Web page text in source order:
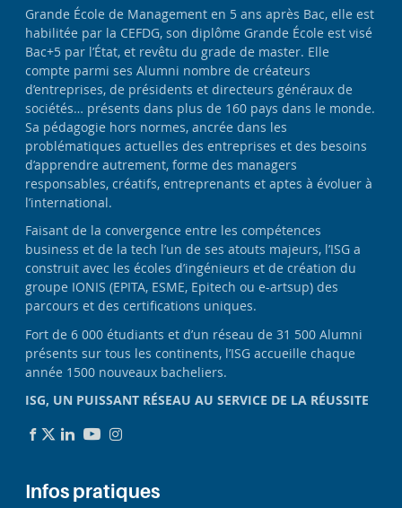
Grande École de Management en 5 ans après Bac, elle est
habilitée par la CEFDG, son diplôme Grande École est visé
Bac+5 par l’État, et revêtu du grade de master. Elle
compte parmi ses Alumni nombre de créateurs
d’entreprises, de présidents et directeurs généraux de
sociétés… présents dans plus de 160 pays dans le monde.
Sa pédagogie hors normes, ancrée dans les
problématiques actuelles des entreprises et des besoins
d’apprendre autrement, forme des managers
responsables, créatifs, entreprenants et aptes à évoluer à
l’international.
Faisant de la convergence entre les compétences
business et de la tech l’un de ses atouts majeurs, l’ISG a
construit avec les écoles d’ingénieurs et de création du
groupe IONIS (EPITA, ESME, Epitech ou e-artsup) des
parcours et des certifications uniques.
Fort de 6 000 étudiants et d’un réseau de 31 500 Alumni
présents sur tous les continents, l’ISG accueille chaque
année 1500 nouveaux bacheliers.
ISG, UN PUISSANT RÉSEAU AU SERVICE DE LA RÉUSSITE
Infos pratiques